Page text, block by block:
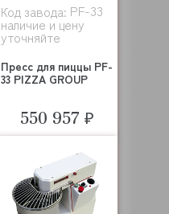
Код завода: PF-33
наличие и цену
уточняйте
Пресс для пиццы PF-
33 PIZZA GROUP
550 957 ₽